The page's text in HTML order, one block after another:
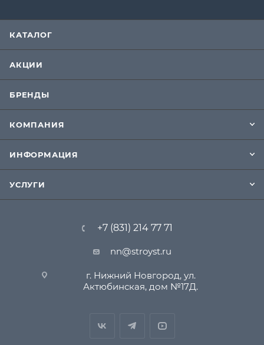
КАТАЛОГ
АКЦИИ
БРЕНДЫ
КОМПАНИЯ
ИНФОРМАЦИЯ
УСЛУГИ
+7 (831) 214 77 71
nn@stroyst.ru
г. Нижний Новгород, ул.
Актюбинская, дом №17Д.